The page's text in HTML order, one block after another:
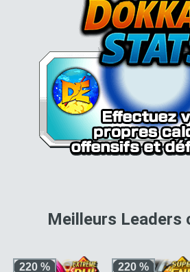
Meilleurs Leaders
220 % 220 %